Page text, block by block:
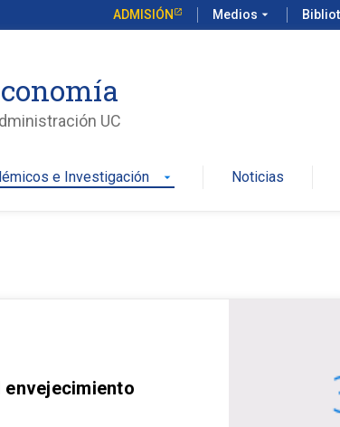
ADMISIÓN Medios arrow_drop_down
UC
e Investigación arrow_drop_down Noticias
envejecimiento